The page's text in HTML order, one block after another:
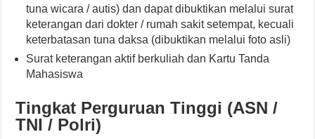
tuna wicara / autis) dan dapat dibuktikan melalui surat
keterangan dari dokter / rumah sakit setempat, kecuali
keterbatasan tuna daksa (dibuktikan melalui foto asli)
Surat keterangan aktif berkuliah dan Kartu Tanda
Mahasiswa
Tingkat Perguruan Tinggi (ASN /
TNI / Polri)